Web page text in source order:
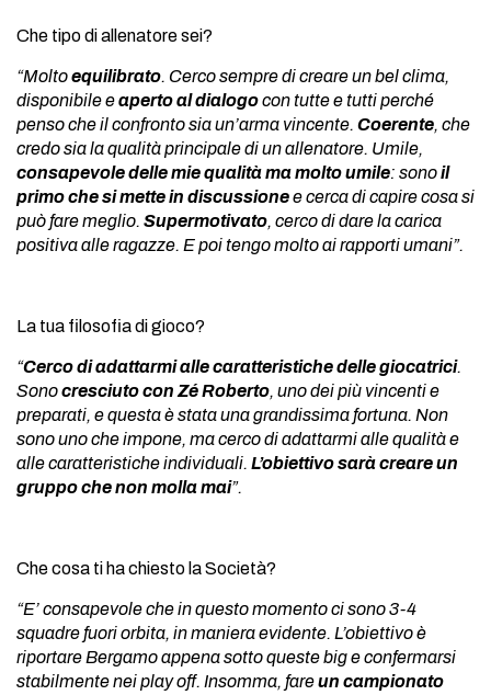
Che tipo di allenatore sei?
“Moltoequilibrato. Cerco sempre di creare un bel clima,
disponibile eaperto al dialogocon tutte e tutti perché
penso che il confronto sia un’arma vincente. Coerente, che
credo sia la qualità principale di un allenatore. Umile,
consapevole delle mie qualità ma molto umile: sonoil
primo che si mette in discussionee cerca di capire cosa si
può fare meglio. Supermotivato, cerco di dare la carica
positiva alle ragazze. E poi tengo molto ai rapporti umani”.
La tua filosofia di gioco?
“Cerco di adattarmi alle caratteristiche delle giocatrici.
Sonocresciuto con Zé Roberto, uno dei più vincenti e
preparati, e questa è stata una grandissima fortuna. Non
sono uno che impone, ma cerco di adattarmi alle qualità e
alle caratteristiche individuali. L’obiettivo sarà creare un
gruppo che non molla mai”.
Che cosa ti ha chiesto la Società?
“E’ consapevole che in questo momento ci sono 3-4
squadre fuori orbita, in maniera evidente. L’obiettivo è
riportare Bergamo appena sotto queste big e confermarsi
stabilmente nei play off. Insomma, fareun campionato